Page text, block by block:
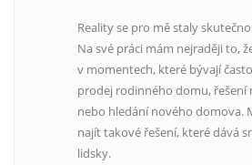
Reality se pro mě staly
Na své práci mám nejraději to,
v momentech, které bývají
prodej rodinného domu, řešení
nebo hledání nového domova.
najít takové řešení, které dává
lidsky.